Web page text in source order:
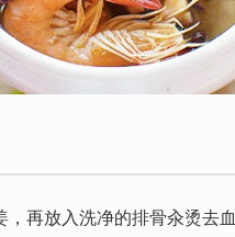
，再放入洗净的排骨汆烫去